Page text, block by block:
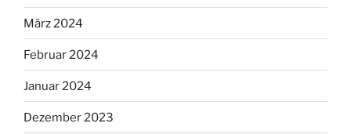
März 2024
Februar 2024
Januar 2024
Dezember 2023